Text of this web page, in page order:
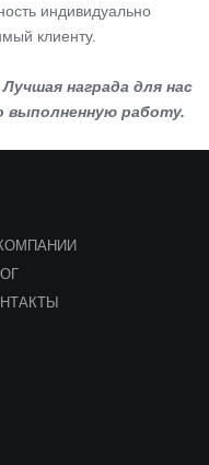
индивидуально
клиенту.
награда для нас
выполненную работу.